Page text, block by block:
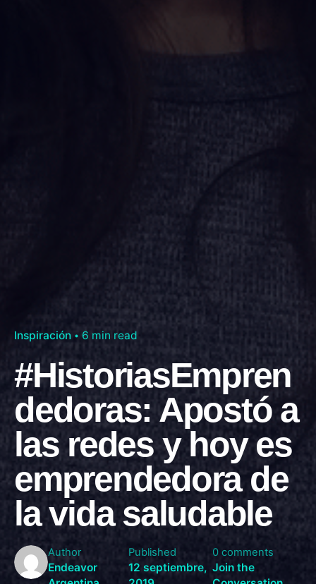
Inspiración 6 min read
#HistoriasEmpren
dedoras: Apostó a
las redes y hoy es
emprendedora de
la vida saludable
Author
Endeavor
Published
12 septiembre,
0 comments
Join the